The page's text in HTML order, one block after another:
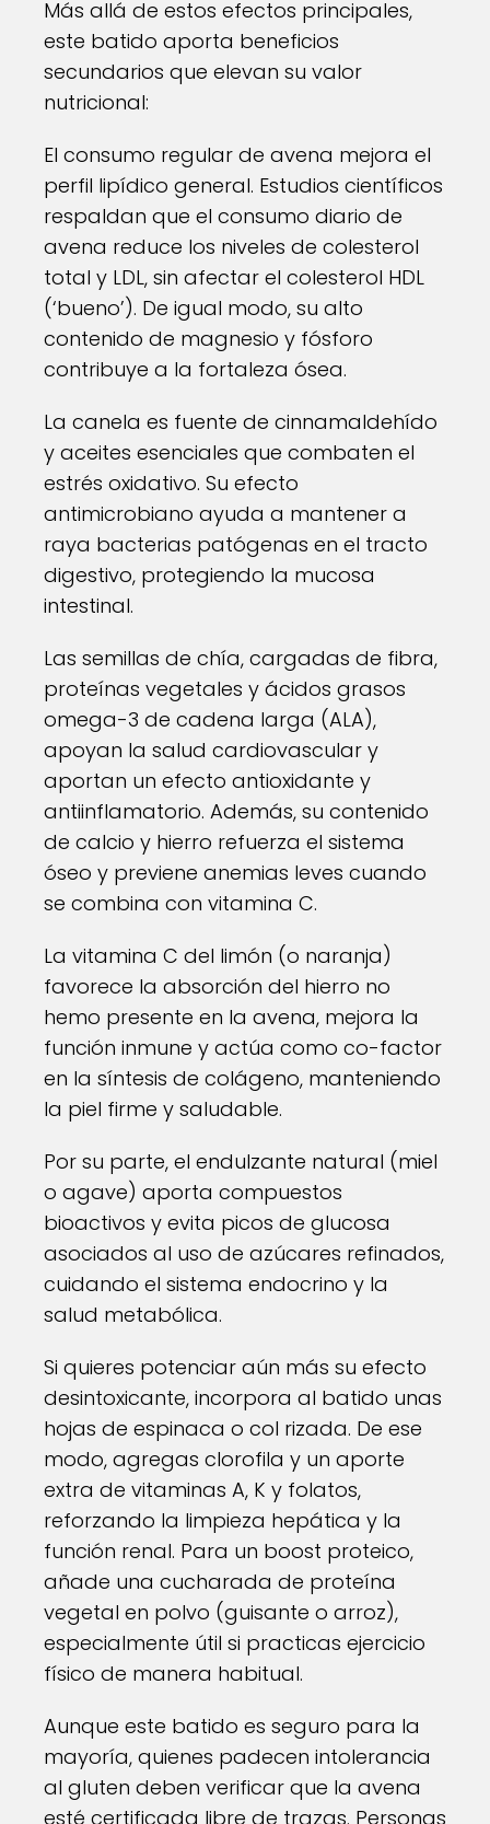
Más allá de estos efectos principales,
este batido aporta beneficios
secundarios que elevan su valor
nutricional:
El consumo regular de avena mejora el
perfil lipídico general. Estudios científicos
respaldan que el consumo diario de
avena reduce los niveles de colesterol
total y LDL, sin afectar el colesterol HDL
(‘bueno’). De igual modo, su alto
contenido de magnesio y fósforo
contribuye a la fortaleza ósea.
La canela es fuente de cinnamaldehído
y aceites esenciales que combaten el
estrés oxidativo. Su efecto
antimicrobiano ayuda a mantener a
raya bacterias patógenas en el tracto
digestivo, protegiendo la mucosa
intestinal.
Las semillas de chía, cargadas de fibra,
proteínas vegetales y ácidos grasos
omega-3 de cadena larga (ALA),
apoyan la salud cardiovascular y
aportan un efecto antioxidante y
antiinflamatorio. Además, su contenido
de calcio y hierro refuerza el sistema
óseo y previene anemias leves cuando
se combina con vitamina C.
La vitamina C del limón (o naranja)
favorece la absorción del hierro no
hemo presente en la avena, mejora la
función inmune y actúa como co-factor
en la síntesis de colágeno, manteniendo
la piel firme y saludable.
Por su parte, el endulzante natural (miel
o agave) aporta compuestos
bioactivos y evita picos de glucosa
asociados al uso de azúcares refinados,
cuidando el sistema endocrino y la
salud metabólica.
Si quieres potenciar aún más su efecto
desintoxicante, incorpora al batido unas
hojas de espinaca o col rizada. De ese
modo, agregas clorofila y un aporte
extra de vitaminas A, K y folatos,
reforzando la limpieza hepática y la
función renal. Para un boost proteico,
añade una cucharada de proteína
vegetal en polvo (guisante o arroz),
especialmente útil si practicas ejercicio
físico de manera habitual.
Aunque este batido es seguro para la
mayoría, quienes padecen intolerancia
al gluten deben verificar que la avena
esté certificada libre de trazas. Personas